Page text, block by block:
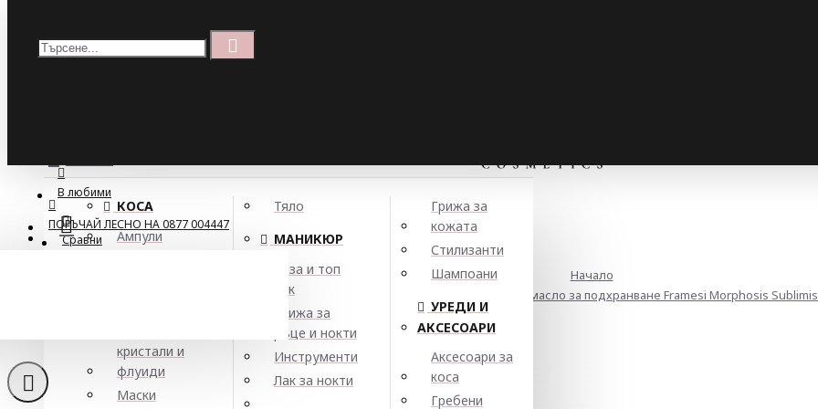
Кошница
В любими
Сравни
КОСА
Ампули
кристали и
флуиди
Маски
Тяло
МАНИКЮР
База и топ
лак
Грижа за
ръце и нокти
Инструменти
Лак за нокти
Грижа за
кожата
Стилизанти
Шампоани
УРЕДИ И
АКСЕСОАРИ
Аксесоари за
коса
Гребени
ПОРЪЧАЙ ЛЕСНО НА 0877 004447
Начало
Комплект шампоан и спрей с арганово масло за подхранване Framesi Morphosis